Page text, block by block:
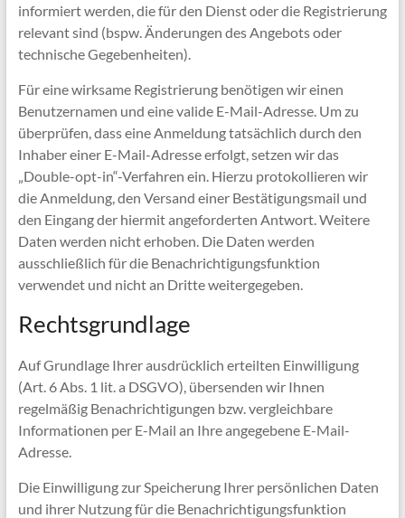
informiert werden, die für den Dienst oder die Registrierung
relevant sind (bspw. Änderungen des Angebots oder
technische Gegebenheiten).
Für eine wirksame Registrierung benötigen wir einen
Benutzernamen und eine valide E-Mail-Adresse. Um zu
überprüfen, dass eine Anmeldung tatsächlich durch den
Inhaber einer E-Mail-Adresse erfolgt, setzen wir das
„Double-opt-in“-Verfahren ein. Hierzu protokollieren wir
die Anmeldung, den Versand einer Bestätigungsmail und
den Eingang der hiermit angeforderten Antwort. Weitere
Daten werden nicht erhoben. Die Daten werden
ausschließlich für die Benachrichtigungsfunktion
verwendet und nicht an Dritte weitergegeben.
Rechtsgrundlage
Auf Grundlage Ihrer ausdrücklich erteilten Einwilligung
(Art. 6 Abs. 1 lit. a DSGVO), übersenden wir Ihnen
regelmäßig Benachrichtigungen bzw. vergleichbare
Informationen per E-Mail an Ihre angegebene E-Mail-
Adresse.
Die Einwilligung zur Speicherung Ihrer persönlichen Daten
und ihrer Nutzung für die Benachrichtigungsfunktion